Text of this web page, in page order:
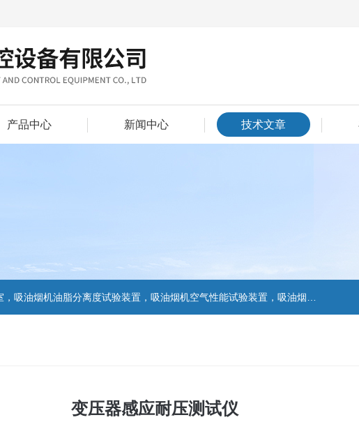
产品中心 新闻中心 技术文章
，吸油烟机气味降低度试验装置，电池挤压试验机，电池短路试验机,电池重物冲击试验机,电池自由跌落试验机,电池燃烧试验机,电池洗涤试验机,电池挤压试验机
变压器感应耐压测试仪